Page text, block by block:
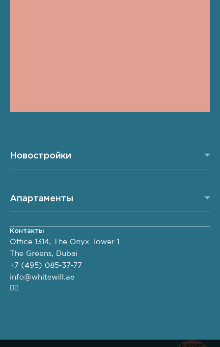
Новостройки
Апартаменты
Контакты
Office 1314, The Onyx Tower 1
The Greens, Dubai
+7 (495) 085-37-77
info@whitewill.ae